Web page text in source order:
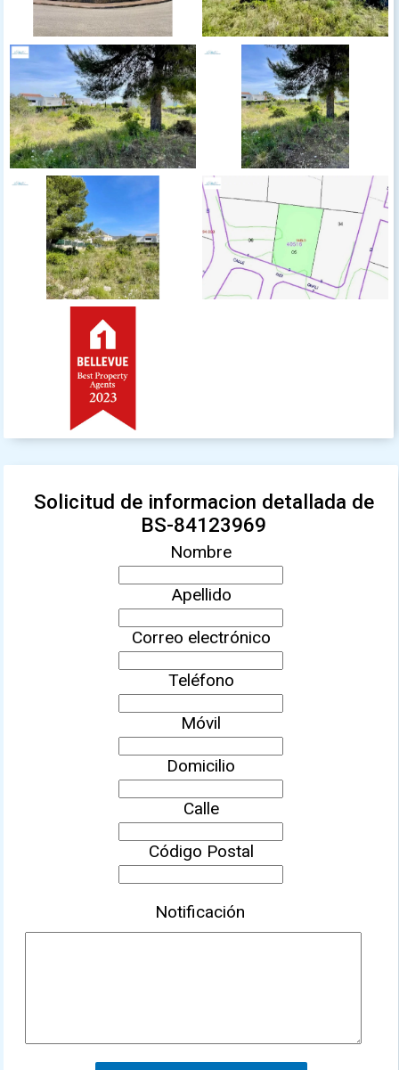
Solicitud de informacion detallada de
BS-84123969
Nombre
Apellido
Correo electrónico
Teléfono
Móvil
Domicilio
Calle
Código Postal
Notificación